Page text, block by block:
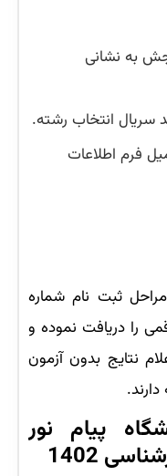
به نشانی
سریال انتخاب رشته.
فرم اطلاعات
ثبت نام شماره
7 رقمی و کد رهگیری 16 رقمی را دریافت نموده و
نتایج بدون آزمون
پیام نور
1402